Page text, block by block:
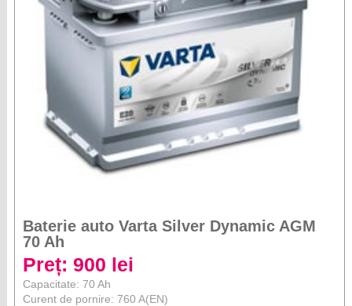
Baterie auto Varta Silver Dynamic AGM
70 Ah
Preț: 900 lei
Capacitate: 70 Ah
Curent de pornire: 760 A(EN)